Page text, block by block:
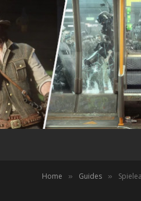
Home » Guides »